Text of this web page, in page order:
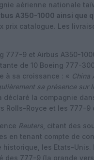
aérienne nationale
A350-1000 ainsi que
prix catalogue. Les
777-9 et Airbus A350-
de 10 Boeing 777-
à sa croissance : « China
sa présence sur
déclaré la compagnie
Rolls-Royce et les 777-9
Reuters , citant des
en tenant compte de
historique, les Etats-
des 777-9 (la grande